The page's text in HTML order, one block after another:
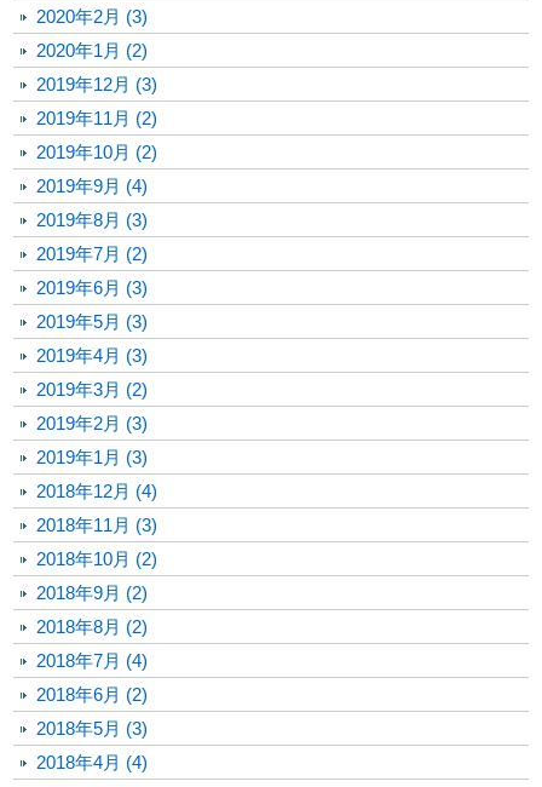
2020年2月 (3)
2020年1月 (2)
2019年12月 (3)
2019年11月 (2)
2019年10月 (2)
2019年9月 (4)
2019年8月 (3)
2019年7月 (2)
2019年6月 (3)
2019年5月 (3)
2019年4月 (3)
2019年3月 (2)
2019年2月 (3)
2019年1月 (3)
2018年12月 (4)
2018年11月 (3)
2018年10月 (2)
2018年9月 (2)
2018年8月 (2)
2018年7月 (4)
2018年6月 (2)
2018年5月 (3)
2018年4月 (4)